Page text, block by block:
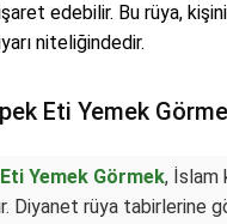
edebilir. Bu rüya,
niteliğindedir.
Eti Yemek
Yemek Görmek, İslam
Diyanet rüya tabirlerine